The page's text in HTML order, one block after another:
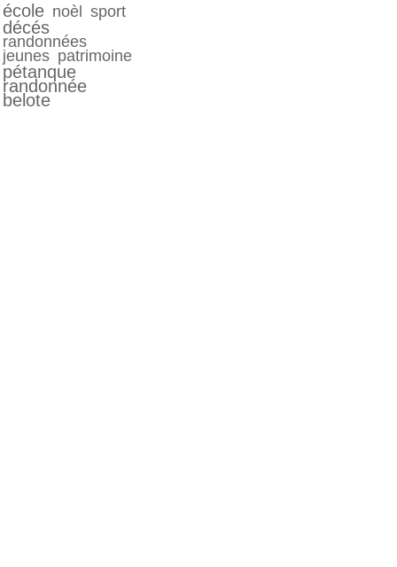
école noèl sport
décés
randonnées
jeunes patrimoine
pétanque
randonnée
belote